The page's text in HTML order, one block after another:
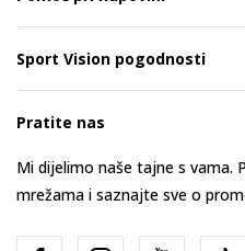
Sport Vision pogodnosti
Pratite nas
Mi dijelimo naše tajne s vama.
mrežama i saznajte sve o